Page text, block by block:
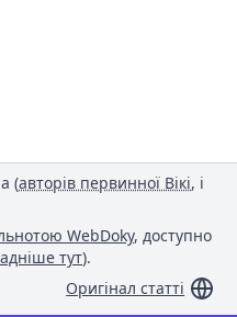
(авторів первинної Вікі, і
WebDoky, доступно
тут).
Оригінал статті